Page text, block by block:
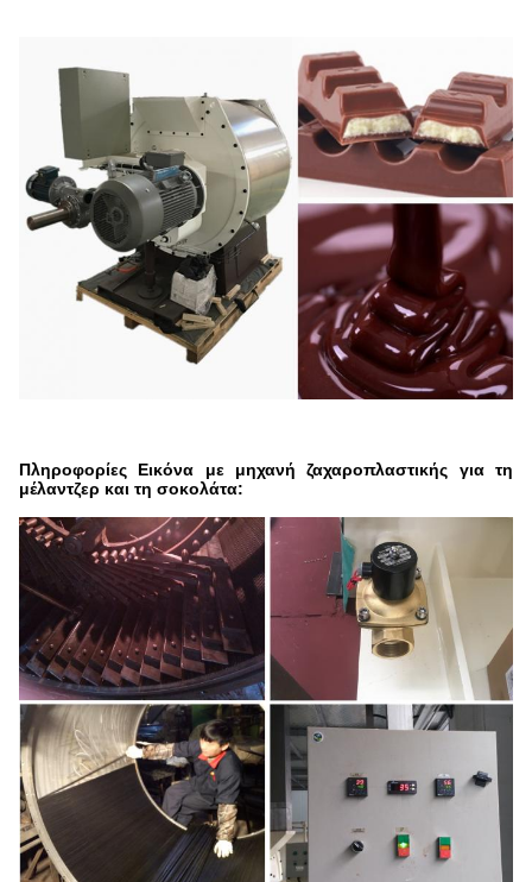
Πληροφορίες Εικόνα με μηχανή ζαχαροπλαστικής για τη
μέλαντζερ και τη σοκολάτα: